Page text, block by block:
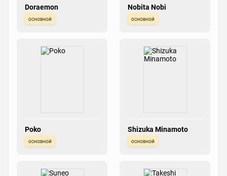
Doraemon
основной
Nobita Nobi
основной
Poko
основной
Shizuka Minamoto
основной